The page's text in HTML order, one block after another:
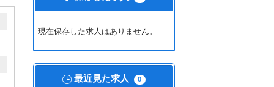
現在保存した求人はありません。
最近見た求人 0